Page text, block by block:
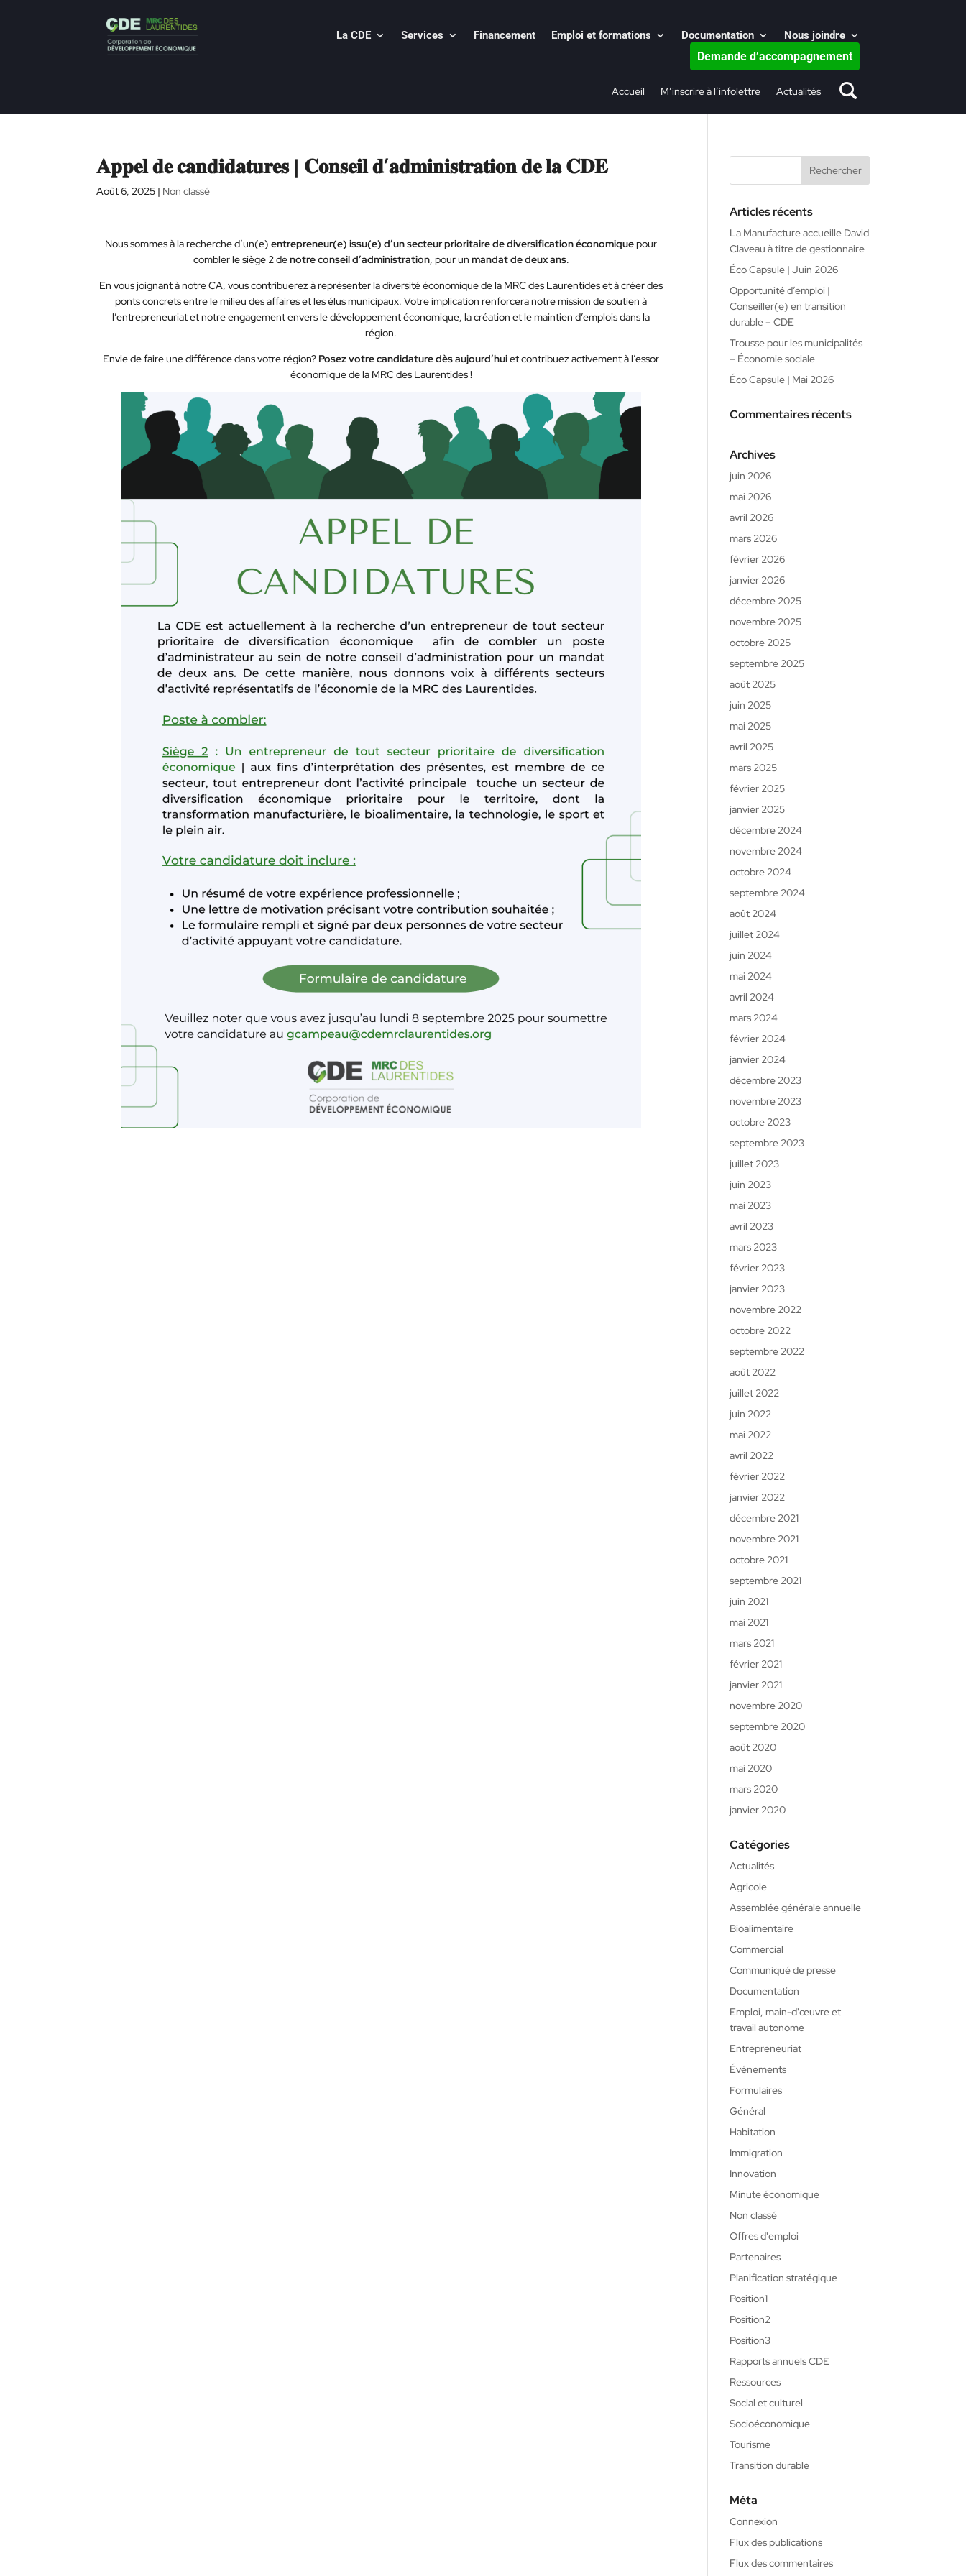
La CDE Services Financement Emploi et formations Documentation Nous joindre
Demande d’accompagnement
Accueil M’inscrire à l’infolettre Actualités
𝐀𝐩𝐩𝐞𝐥 𝐝𝐞 𝐜𝐚𝐧𝐝𝐢𝐝𝐚𝐭𝐮𝐫𝐞𝐬 | 𝐂𝐨𝐧𝐬𝐞𝐢𝐥 𝐝’𝐚𝐝𝐦𝐢𝐧𝐢𝐬𝐭𝐫𝐚𝐭𝐢𝐨𝐧 𝐝𝐞 𝐥𝐚 𝐂𝐃𝐄
Août 6, 2025 | Non classé
Nous sommes à la recherche d’un(e)entrepreneur(e) issu(e) d’un secteur prioritaire de diversification économiquepour
combler le siège 2 denotre conseil d’administration, pour un mandat de deux ans.
En vous joignant à notre CA, vous contribuerez à représenter la diversité économique de la MRC des Laurentides et à créer des
ponts concrets entre le milieu des affaires et les élus municipaux. Votre implication renforcera notre mission de soutien à
l’entrepreneuriat et notre engagement envers le développement économique, la création et le maintien d’emplois dans la
région.
Envie de faire une différence dans votre région? Posez votre candidature dès aujourd’huiet contribuez activement à l’essor
économique de la MRC des Laurentides !
Articles récents
La Manufacture accueille David
Claveau à titre de gestionnaire
Éco Capsule | Juin 2026
Opportunité d’emploi |
Conseiller(e) en transition
durable – CDE
Trousse pour les municipalités
– Économie sociale
Éco Capsule | Mai 2026
Commentaires récents
Archives
juin 2026
mai 2026
avril 2026
mars 2026
février 2026
janvier 2026
décembre 2025
novembre 2025
octobre 2025
septembre 2025
août 2025
juin 2025
mai 2025
avril 2025
mars 2025
février 2025
janvier 2025
décembre 2024
novembre 2024
octobre 2024
septembre 2024
août 2024
juillet 2024
juin 2024
mai 2024
avril 2024
mars 2024
février 2024
janvier 2024
décembre 2023
novembre 2023
octobre 2023
septembre 2023
juillet 2023
juin 2023
mai 2023
avril 2023
mars 2023
février 2023
janvier 2023
novembre 2022
octobre 2022
septembre 2022
août 2022
juillet 2022
juin 2022
mai 2022
avril 2022
février 2022
janvier 2022
décembre 2021
novembre 2021
octobre 2021
septembre 2021
juin 2021
mai 2021
mars 2021
février 2021
janvier 2021
novembre 2020
septembre 2020
août 2020
mai 2020
mars 2020
janvier 2020
Catégories
Actualités
Agricole
Assemblée générale annuelle
Bioalimentaire
Commercial
Communiqué de presse
Documentation
Emploi, main-d'œuvre et
travail autonome
Entrepreneuriat
Événements
Formulaires
Général
Habitation
Immigration
Innovation
Minute économique
Non classé
Offres d'emploi
Partenaires
Planification stratégique
Position1
Position2
Position3
Rapports annuels CDE
Ressources
Social et culturel
Socioéconomique
Tourisme
Transition durable
Méta
Connexion
Flux des publications
Flux des commentaires